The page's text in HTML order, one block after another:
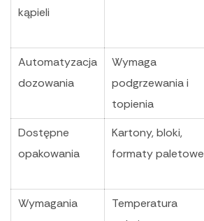
kąpieli
Automatyzacja
dozowania
Wymaga
podgrzewania i
topienia
Dostępne
opakowania
Kartony, bloki,
formaty paletowe
Wymagania
Temperatura